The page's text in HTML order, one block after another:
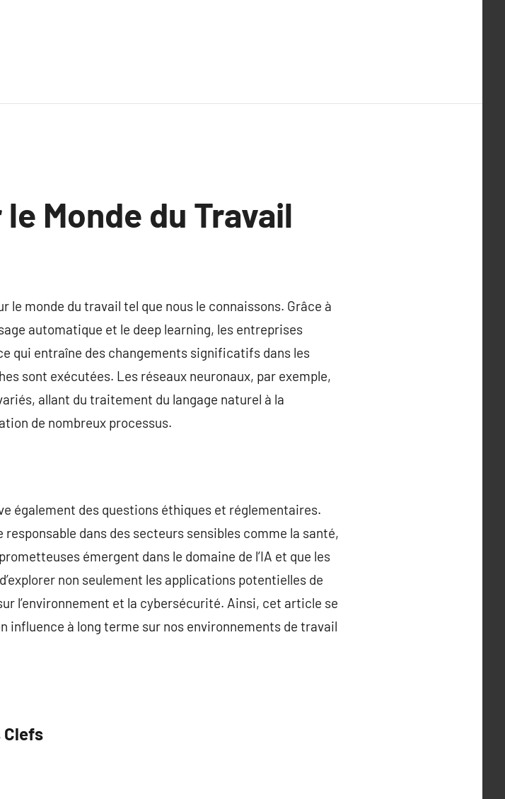
le Monde du Travail
monde du travail tel que nous le connaissons. Grâce à
automatique et le deep learning, les entreprises
qui entraîne des changements significatifs dans les
sont exécutées. Les réseaux neuronaux, par exemple,
allant du traitement du langage naturel à la
de nombreux processus.
également des questions éthiques et réglementaires.
dans des secteurs sensibles comme la santé,
émergent dans le domaine de l’IA et que les
non seulement les applications potentielles de
l’environnement et la cybersécurité. Ainsi, cet article se
influence à long terme sur nos environnements de travail
Clefs